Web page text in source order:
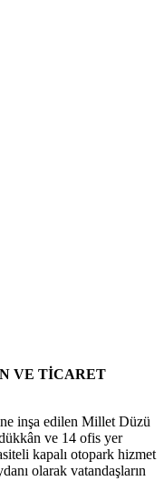
VE TİCARET
inşa edilen Millet Düzü
ve 14 ofis yer
kapalı otopark hizmet
olarak vatandaşların